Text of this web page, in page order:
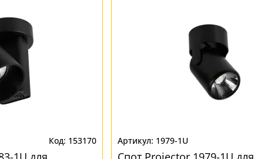
153170 1979-1U